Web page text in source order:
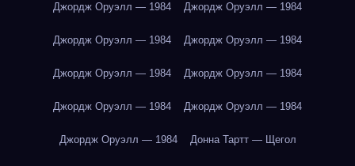
Джордж Оруэлл — 1984 Джордж Оруэлл — 1984
Джордж Оруэлл — 1984 Джордж Оруэлл — 1984
Джордж Оруэлл — 1984 Джордж Оруэлл — 1984
Джордж Оруэлл — 1984 Джордж Оруэлл — 1984
Джордж Оруэлл — 1984 Донна Тартт — Щегол